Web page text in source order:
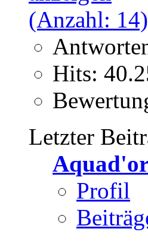
Hits:
Letzter
Profil